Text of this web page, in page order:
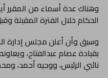
وهناك عدة أسماء من المقرر
الحكام خلال الفترة المقبلة
وسبق وأن أعلن مجلس إدارة
بقيادة عصام عبدالفتاح،
نائبي الرئيس، ووجيه أحمد،